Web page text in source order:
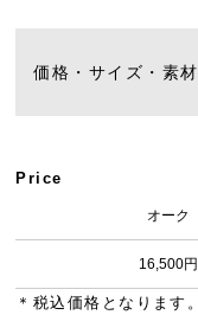
価格・サイズ・素材
Price
オーク
16,500円
＊税込価格となります。